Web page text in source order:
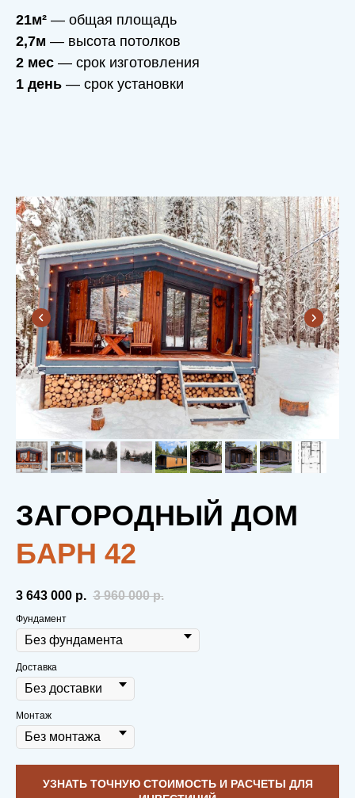
21м² — общая площадь
2,7м — высота потолков
2 мес — срок изготовления
1 день — срок установки
ЗАГОРОДНЫЙ ДОМ
БAРН 42
3 643 000 р. 3 960 000 р.
Фундамент
Доставка
Монтаж
УЗНАТЬ ТОЧНУЮ СТОИМОСТЬ И РАСЧЕТЫ ДЛЯ